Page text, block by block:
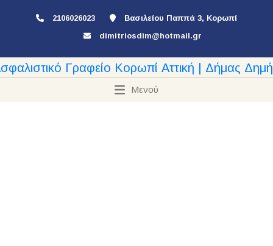
2106026023
Βασιλείου Παππά 3, Κορωπί
dimitriosdim@hotmail.gr
Μενού